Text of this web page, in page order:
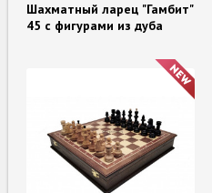
Шахматный ларец "Гамбит"
45 с фигурами из дуба